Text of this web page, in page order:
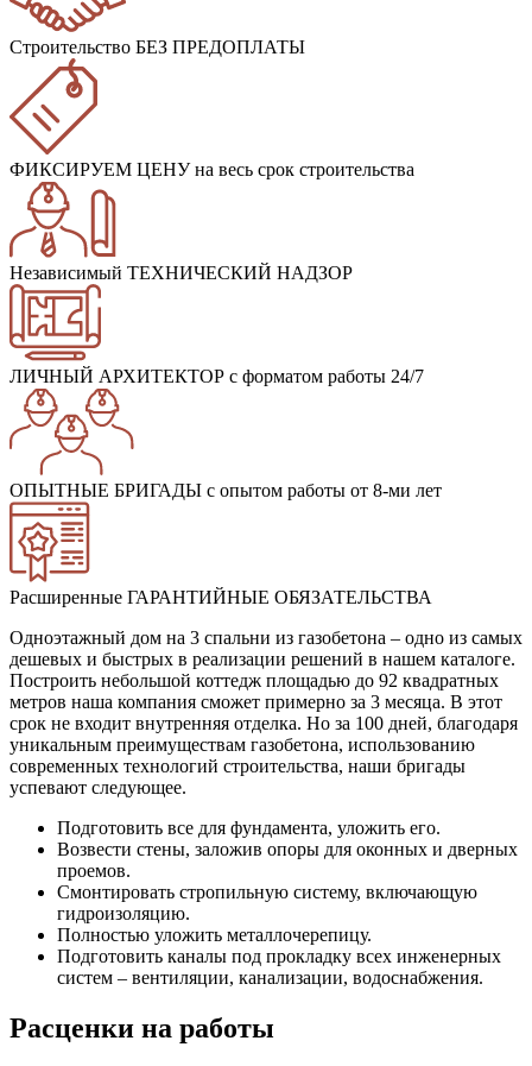
Строительство БЕЗ ПРЕДОПЛАТЫ
ФИКСИРУЕМ ЦЕНУна весь срок строительства
Независимый ТЕХНИЧЕСКИЙ НАДЗОР
ЛИЧНЫЙ АРХИТЕКТОР с форматом работы 24/7
ОПЫТНЫЕ БРИГАДЫ с опытом работы от 8-ми лет
Расширенные ГАРАНТИЙНЫЕ ОБЯЗАТЕЛЬСТВА
Одноэтажный дом на 3 спальни из газобетона – одно из самых
дешевых и быстрых в реализации решений в нашем каталоге.
Построить небольшой коттедж площадью до 92 квадратных
метров наша компания сможет примерно за 3 месяца. В этот
срок не входит внутренняя отделка. Но за 100 дней, благодаря
уникальным преимуществам газобетона, использованию
современных технологий строительства, наши бригады
успевают следующее.
Подготовить все для фундамента, уложить его.
Возвести стены, заложив опоры для оконных и дверных
проемов.
Смонтировать стропильную систему, включающую
гидроизоляцию.
Полностью уложить металлочерепицу.
Подготовить каналы под прокладку всех инженерных
систем – вентиляции, канализации, водоснабжения.
Расценки на работы